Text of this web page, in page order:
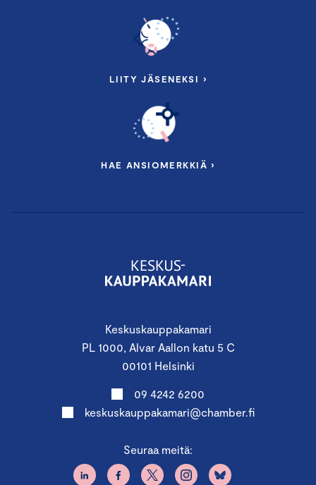
Keskuskauppakamari
PL 1000, Alvar Aallon katu 5 C
00101 Helsinki
09 4242 6200
keskuskauppakamari@chamber.fi
Seuraa meitä:
LIITY JÄSENEKSI ›
HAE ANSIOMERKKIÄ ›